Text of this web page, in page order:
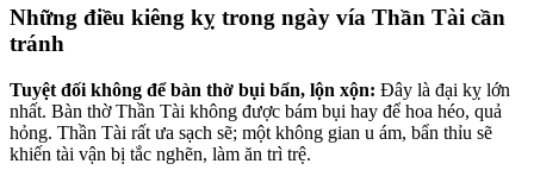
Những điều kiêng kỵ trong ngày vía Thần Tài cần
tránh
Tuyệt đối không để bàn thờ bụi bẩn, lộn xộn: Đây là đại kỵ lớn
nhất. Bàn thờ Thần Tài không được bám bụi hay để hoa héo, quả
hỏng. Thần Tài rất ưa sạch sẽ; một không gian u ám, bẩn thỉu sẽ
khiến tài vận bị tắc nghẽn, làm ăn trì trệ.